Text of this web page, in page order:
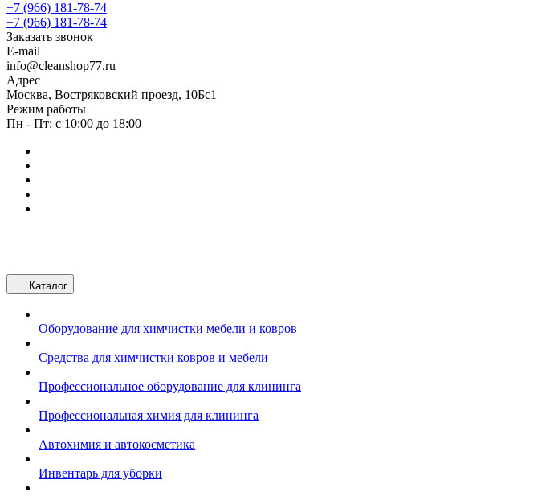
+7 (966) 181-78-74
+7 (966) 181-78-74
Заказать звонок
E-mail
info@cleanshop77.ru
Адрес
Москва, Востряковский проезд, 10Бс1
Режим работы
Пн - Пт: с 10:00 до 18:00
Каталог
Оборудование для химчистки мебели и ковров
Средства для химчистки ковров и мебели
Профессиональное оборудование для клининга
Профессиональная химия для клининга
Автохимия и автокосметика
Инвентарь для уборки